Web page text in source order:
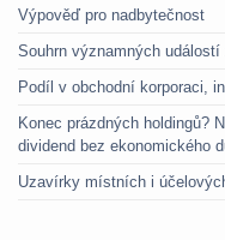
Výpověď pro nadbytečnost
Souhrn významných
Podíl v obchodní korporaci,
Konec prázdných holdingů?
dividend bez ekonomického
Uzavírky místních i